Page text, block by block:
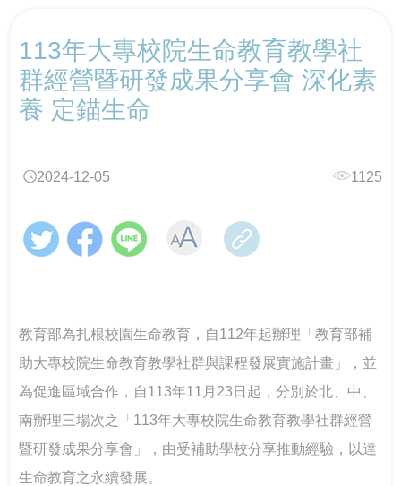
行政院季連成政委率隊訪視教育部 跨部會合作打造校園
防毒防護網
115年全國大專校院學務主管森活SEL跨校共學培力活動
教育輔具支持多元學習-教育部辦理115年身心障礙學生
提升專業知能協助學生處理校園親密關係暴力事件 保護
化災應變實作訓練
別具「藝」格！適應藝術夏令營 從探索自我到成就彼
教育部補助大專校院學生社團赴教育優先區中小學校辦
理暑假營隊活動
CONTENTS目錄
轉角遇見心空間─「學美．耕心—大專校院輔導諮商空間
教育部辦理「全民國防教育暨防衛動員學術研討會」
教育部召開115年特殊教育行政支持網絡會議－聚焦AI及
融合教育推動
強化「喪屍煙彈」校園防制 教育部以「辨風險、阻來
源、即處遇、重輔導」守護學生安全
從擁擠到療癒：校園諮商空間的再生與轉化——以「學
美耕心」計畫打造學生安心支持場域
CONTENTS目錄
跨域翻轉諮商環境：教育部「學美．耕心」計畫見證校
關懷少年偏差行為．守護校園安寧 「2026青少年藥物濫
詐防護網
大專校院推動性別平等教育日實務分享，展現校園多元
教育部辦理「安全計畫介入工作坊」 強化校園防治自我
傷害整體效能
響應CRPD 教育部辦理「超人再起」紀錄片賞析
大專校院響應性別平等教育日活動 共同營造友善校園環
境
大手牽小手 社團齊步走-114年大專校院社團帶動中小學
社團發展計畫成果
CONTENTS目錄
期引領高齡人生新圖像
「義」氣風發、「社」我其誰！115年全國大專校院學生
社團評選盛大舉行
113年大專校院生命教育教學社
群經營暨研發成果分享會 深化素
養 定錨生命
2024-12-05 1125
教育部為扎根校園生命教育，自112年起辦理「教育部補
助大專校院生命教育教學社群與課程發展實施計畫」，並
為促進區域合作，自113年11月23日起，分別於北、中、
南辦理三場次之「113年大專校院生命教育教學社群經營
暨研發成果分享會」，由受補助學校分享推動經驗，以達
生命教育之永續發展。